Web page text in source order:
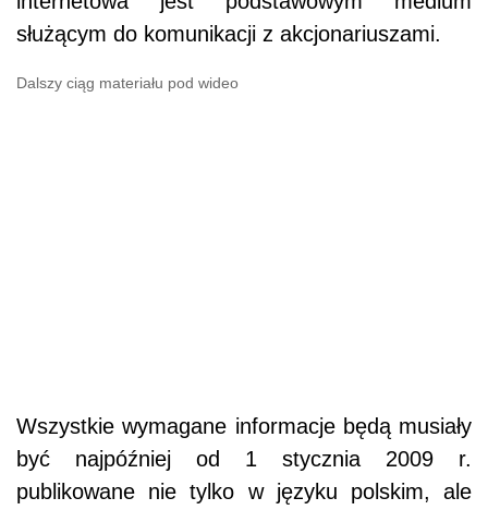
służącym do komunikacji z akcjonariuszami.
Dalszy ciąg materiału pod wideo
Wszystkie wymagane informacje będą musiały
być najpóźniej od 1 stycznia 2009 r.
publikowane nie tylko w języku polskim, ale